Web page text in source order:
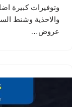
وتوفيرات كبيرة
والاحذية وشنط
عروض…